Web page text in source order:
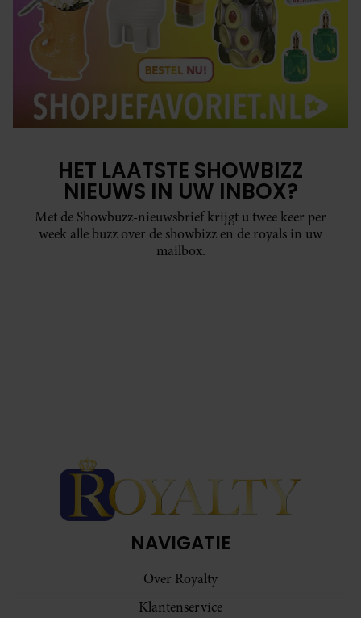
HET LAATSTE SHOWBIZZ
NIEUWS IN UW INBOX?
Met de Showbuzz-nieuwsbrief krijgt u twee keer per
week alle buzz over de showbizz en de royals in uw
mailbox.
NAVIGATIE
Over Royalty
Klantenservice